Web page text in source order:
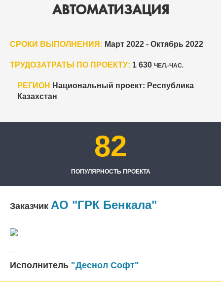
АВТОМАТИЗАЦИЯ
СРОКИ ВЫПОЛНЕНИЯ: Март 2022 - Октябрь 2022
ТРУДОЗАТРАТЫ ПО ПРОЕКТУ: 1 630 ЧЕЛ.-ЧАС.
РЕГИОН Национальный проект: Республика
Казахстан
82
ПОПУЛЯРНОСТЬ ПРОЕКТА
Заказчик АО "ГРК Бенкала"
Исполнитель "Деснол Софт"